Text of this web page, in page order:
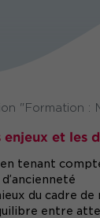
"Formation :
et les
tenant
du cadre
entre